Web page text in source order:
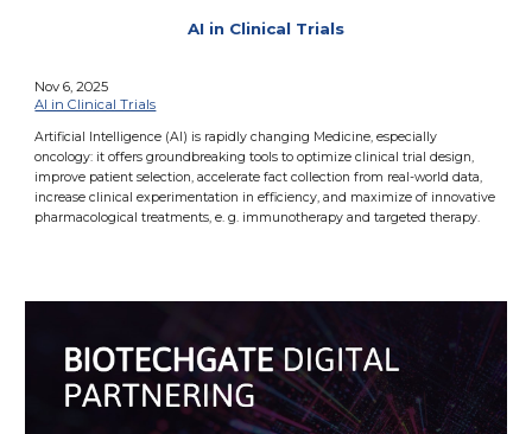
AI in Clinical Trials
Nov 6, 2025
AI in Clinical Trials
Artificial Intelligence (AI) is rapidly changing Medicine, especially
oncology: it offers groundbreaking tools to optimize clinical trial design,
improve patient selection, accelerate fact collection from real-world data,
increase clinical experimentation in efficiency, and maximize of innovative
pharmacological treatments, e. g. immunotherapy and targeted therapy.